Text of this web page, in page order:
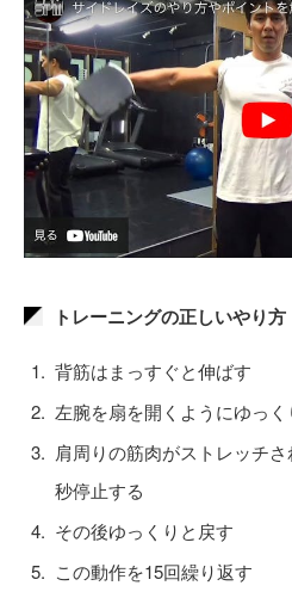
トレーニングの正しいやり方
背筋はまっすぐと伸ばす
左腕を扇を開くようにゆっく
肩周りの筋肉がストレッチ
秒停止する
その後ゆっくりと戻す
この動作を15回繰り返す